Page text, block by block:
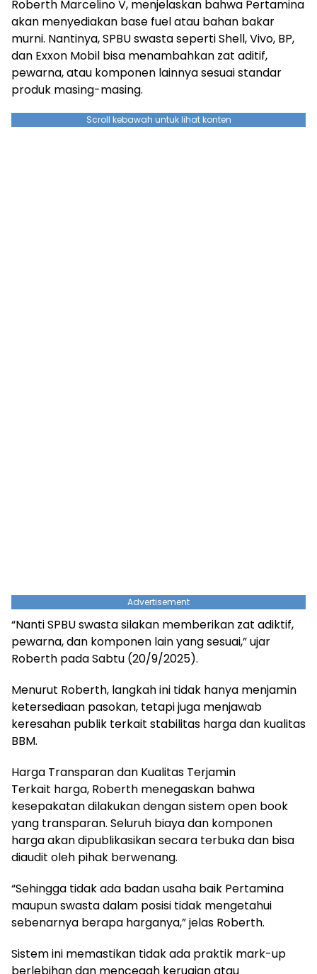
Roberth Marcelino V, menjelaskan bahwa Pertamina
akan menyediakan base fuel atau bahan bakar
murni. Nantinya, SPBU swasta seperti Shell, Vivo, BP,
dan Exxon Mobil bisa menambahkan zat aditif,
pewarna, atau komponen lainnya sesuai standar
produk masing-masing.
Scroll kebawah untuk lihat konten
Advertisement
“Nanti SPBU swasta silakan memberikan zat adiktif,
pewarna, dan komponen lain yang sesuai,” ujar
Roberth pada Sabtu (20/9/2025).
Menurut Roberth, langkah ini tidak hanya menjamin
ketersediaan pasokan, tetapi juga menjawab
keresahan publik terkait stabilitas harga dan kualitas
BBM.
Harga Transparan dan Kualitas Terjamin
Terkait harga, Roberth menegaskan bahwa
kesepakatan dilakukan dengan sistem open book
yang transparan. Seluruh biaya dan komponen
harga akan dipublikasikan secara terbuka dan bisa
diaudit oleh pihak berwenang.
“Sehingga tidak ada badan usaha baik Pertamina
maupun swasta dalam posisi tidak mengetahui
sebenarnya berapa harganya,” jelas Roberth.
Sistem ini memastikan tidak ada praktik mark-up
berlebihan dan mencegah kerugian atau